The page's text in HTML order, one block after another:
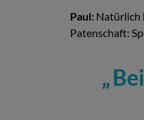
Paul: Natürlich
Patenschaft: